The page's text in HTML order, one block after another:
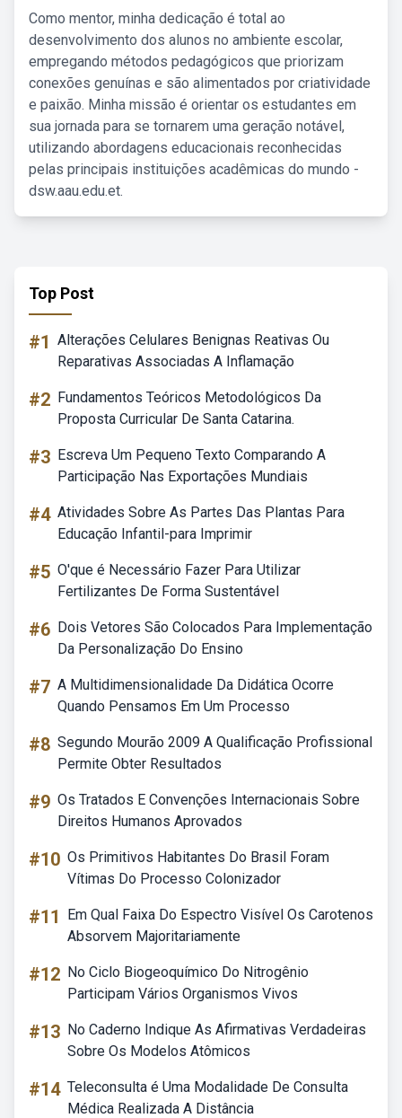
Como mentor, minha dedicação é total ao
desenvolvimento dos alunos no ambiente escolar,
empregando métodos pedagógicos que priorizam
conexões genuínas e são alimentados por criatividade
e paixão. Minha missão é orientar os estudantes em
sua jornada para se tornarem uma geração notável,
utilizando abordagens educacionais reconhecidas
pelas principais instituições acadêmicas do mundo -
dsw.aau.edu.et.
Top Post
#1 Alterações Celulares Benignas Reativas Ou
Reparativas Associadas A Inflamação
#2 Fundamentos Teóricos Metodológicos Da
Proposta Curricular De Santa Catarina.
#3 Escreva Um Pequeno Texto Comparando A
Participação Nas Exportações Mundiais
#4 Atividades Sobre As Partes Das Plantas Para
Educação Infantil-para Imprimir
#5 O'que é Necessário Fazer Para Utilizar
Fertilizantes De Forma Sustentável
#6 Dois Vetores São Colocados Para Implementação
Da Personalização Do Ensino
#7 A Multidimensionalidade Da Didática Ocorre
Quando Pensamos Em Um Processo
#8 Segundo Mourão 2009 A Qualificação Profissional
Permite Obter Resultados
#9 Os Tratados E Convenções Internacionais Sobre
Direitos Humanos Aprovados
#10 Os Primitivos Habitantes Do Brasil Foram
Vítimas Do Processo Colonizador
#11
Em Qual Faixa Do Espectro Visível Os Carotenos
Absorvem Majoritariamente
#12 No Ciclo Biogeoquímico Do Nitrogênio
Participam Vários Organismos Vivos
#13 No Caderno Indique As Afirmativas Verdadeiras
Sobre Os Modelos Atômicos
#14 Teleconsulta é Uma Modalidade De Consulta
Médica Realizada A Distância